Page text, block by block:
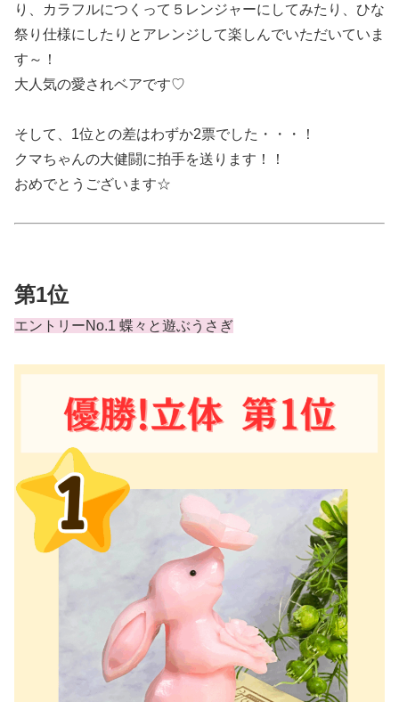
り、カラフルにつくって５レンジャーにしてみたり、ひな
祭り仕様にしたりとアレンジして楽しんでいただいていま
す～！
大人気の愛されベアです♡
そして、1位との差はわずか2票でした・・・！
クマちゃんの大健闘に拍手を送ります！！
おめでとうございます☆
第1位
エントリーNo.1 蝶々と遊ぶうさぎ